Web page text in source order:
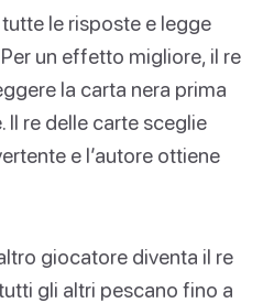
le risposte e legge
un effetto migliore, il re
la carta nera prima
Il re delle carte sceglie
e l’autore ottiene
giocatore diventa il re
gli altri pescano fino a